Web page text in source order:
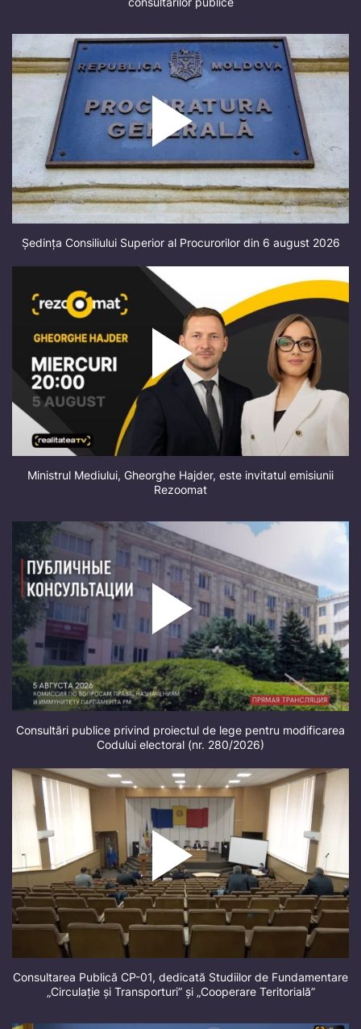
Ședința Consiliului Superior al Procurorilor din 6 august 2026
Ministrul Mediului, Gheorghe Hajder, este invitatul emisiunii
Rezoomat
Consultări publice privind proiectul de lege pentru modificarea
Codului electoral (nr. 280/2026)
Consultarea Publică CP-01, dedicată Studiilor de Fundamentare
„Circulație și Transporturi” și „Cooperare Teritorială”